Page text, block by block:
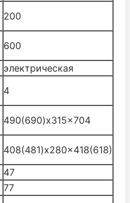
200
600
электрическая
4
490(690)x315x704
408(481)x280x418(618)
47
77